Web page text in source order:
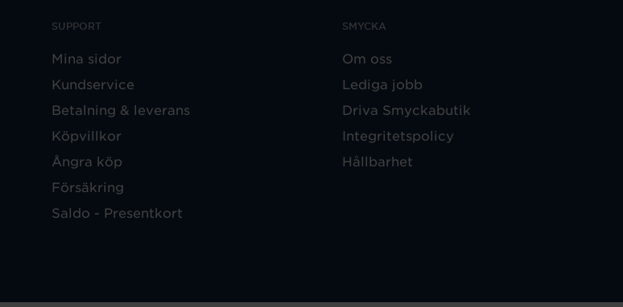
SUPPORT
Mina sidor
Kundservice
Betalning & leverans
Köpvillkor
Ångra köp
Försäkring
Saldo - Presentkort
SMYCKA
Om oss
Lediga jobb
Driva Smyckabutik
Integritetspolicy
Hållbarhet